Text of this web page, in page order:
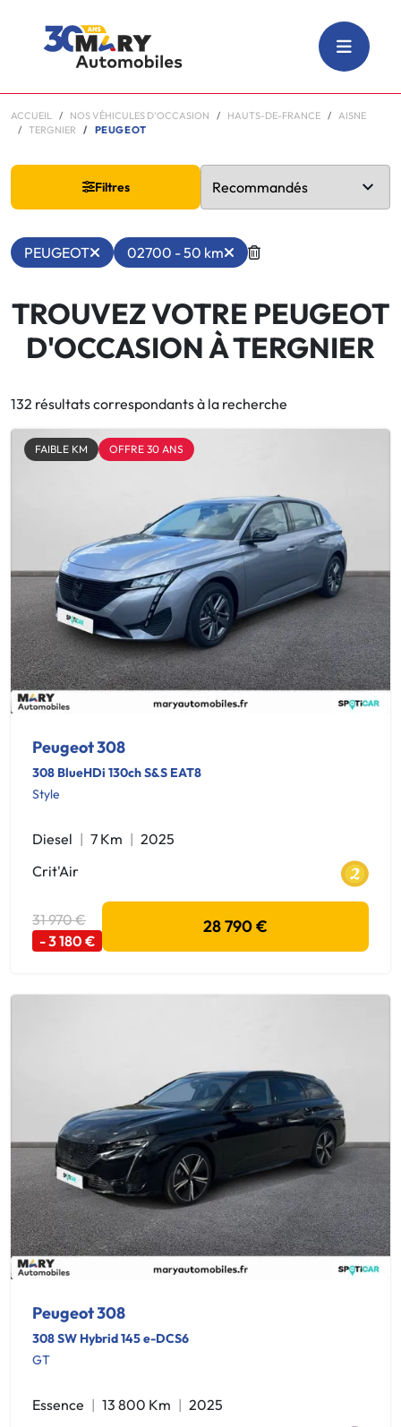
ACCUEIL NOS VÉHICULES D'OCCASION HAUTS-DE-FRANCE
AISNE
TERGNIER
PEUGEOT
Filtres
PEUGEOT 02700 - 50 km
TROUVEZ VOTRE PEUGEOT
D'OCCASION À TERGNIER
132 résultats correspondants à la recherche
FAIBLE KM OFFRE 30 ANS
Peugeot 308
308 BlueHDi 130ch S&S EAT8
Style
Diesel 7 Km
2025
Crit'Air
31 970 €
- 3 180 €
28 790 €
Peugeot 308
308 SW Hybrid 145 e-DCS6
GT
Essence 13 800 Km
2025